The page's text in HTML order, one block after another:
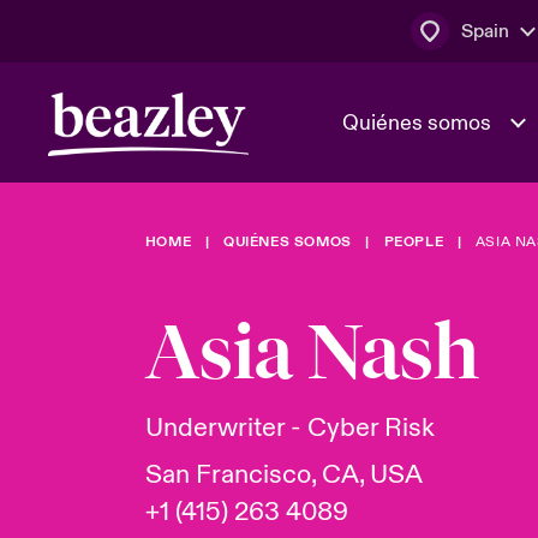
Spain
Quiénes somos
Quiénes somos
El Consejo
Trabaja
Ver más novedades
En portada
Área de clientes
Clientes
HOME QUIÉNES SOMOS PEOPLE ASIA
Asia Nash
Underwriter - Cyber Risk
San Francisco, CA, USA
+1 (415) 263 4089